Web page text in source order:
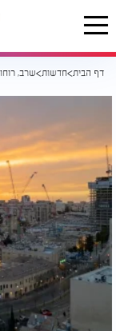
דף הבית חדשות